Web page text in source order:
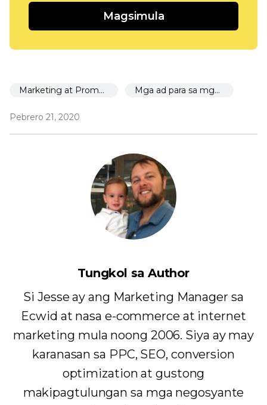
Magsimula
Marketing at Promosyon Mga ad para sa mga nagsisimula
Pebrero 21, 2020
Tungkol sa Author
Si Jesse ay ang Marketing Manager sa
Ecwid at nasa e-commerce at internet
marketing mula noong 2006. Siya ay may
karanasan sa PPC, SEO, conversion
optimization at gustong
makipagtulungan sa mga negosyante